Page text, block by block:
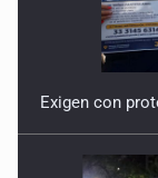
Exigen con